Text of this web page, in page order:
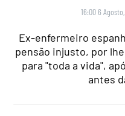
16:00 6
Ex-enfermeiro
pensão injusto, por
para "toda a vida",
antes